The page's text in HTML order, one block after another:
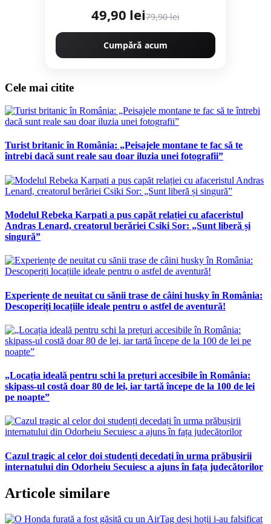
rectificata tip piatra naturala
49,90 lei79,90 lei
Cumpără acum
Cele mai citite
Turist britanic în România: „Peisajele montane te fac să te
întrebi dacă sunt reale sau doar iluzia unei fotografii”
Modelul Rebeka Karpati a pus capăt relației cu afaceristul
Andras Lenard, creatorul berăriei Csiki Sor: „Sunt liberă și
singură”
Experiențe de neuitat cu sănii trase de câini husky în România:
Descoperiți locațiile ideale pentru o astfel de aventură!
„Locația ideală pentru schi la prețuri accesibile în România:
skipass-ul costă doar 80 de lei, iar tartă începe de la 100 de lei
pe noapte”
Cazul tragic al celor doi studenți decedați în urma prăbușirii
internatului din Odorheiu Secuiesc a ajuns în fața judecătorilor
Articole similare